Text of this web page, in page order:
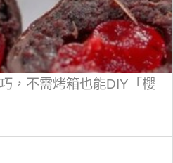
，不需烤箱也能DIY「櫻